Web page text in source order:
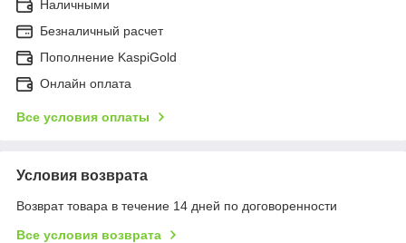
Наличными
Безналичный расчет
Пополнение KaspiGold
Онлайн оплата
Все условия оплаты
Условия возврата
Возврат товара в течение 14 дней по договоренности
Все условия возврата